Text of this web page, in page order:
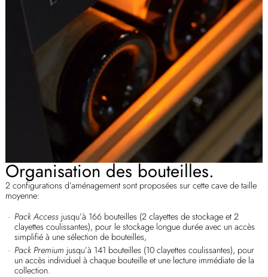
Organisation des bouteilles.
2 configurations d’aménagement sont proposées sur cette cave de taille
moyenne:
Pack Access jusqu’à 166 bouteilles (2 clayettes de stockage et 2
clayettes coulissantes), pour le stockage longue durée avec un accès
simplifié à une sélection de bouteilles,
Pack Premium jusqu’à 141 bouteilles (10 clayettes coulissantes), pour
un accès individuel à chaque bouteille et une lecture immédiate de la
collection.